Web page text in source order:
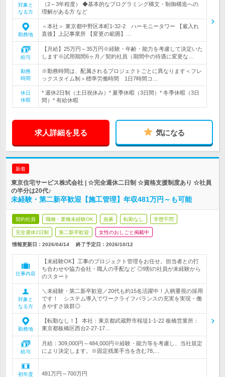
対象と
なる方
（2～3年程度） ◆基本的なプログラミング構文・制御構造への
理解がある方 など
勤務地
＜本社＞ 東京都中野区本町1-32-2 ハーモニータワー 【雇入れ
直後】上記事業所 【変更の範囲】…
給与
【月給】25万円～35万円※経験・年齢・能力を考慮して決定いた
します※試用期間6ヶ月／契約社員（期間中の待遇に変更な…
勤務
時間
※勤務時間は、配属されるプロジェクトごとに異なります＜フレ
ックスタイム制＞標準労働時間 1日7時間コ…
休日
休暇
* 週休2日制（土日祝休み）* 夏季休暇（3日間）* 冬季休暇（3日
間）* 有給休暇
求人詳細を見る 気になる
新着
東京住宅サービス株式会社 | ☆完全週休二日制 ☆資格支援制度あり ☆社員
の半分は20代♪
未経験・第二新卒歓迎【施工管理】年収481万円～も可能
契約社員 職種・業種未経験OK 急募 転勤なし 学歴不問
完全週休2日制 第二新卒歓迎 女性のおしごと掲載中
情報更新日：2026/04/14 終了予定日： 2026/10/12
仕事内容
【未経験OK】工事のプロジェクト管理をお任せ。担当者との打
ち合わせや協力会社・職人の手配など ◎9割の社員が未経験から
のスタート
対象と
なる方
＼未経験・第二新卒歓迎／20代も約15名活躍中！人柄重視の採用
です！ システム導入でワークライフバランスの充実を実現・働
きやすさ抜群◎
勤務地
【転勤なし！】 本社：東京都武蔵野市桜堤1-1-22 板橋営業所：
東京都板橋区西台2-27-17…
給与
月給：309,000円～484,000円※経験・能力等を考慮し、当社規定
により決定します。※固定残業手当を含む78,…
初年度 481万円～700万円